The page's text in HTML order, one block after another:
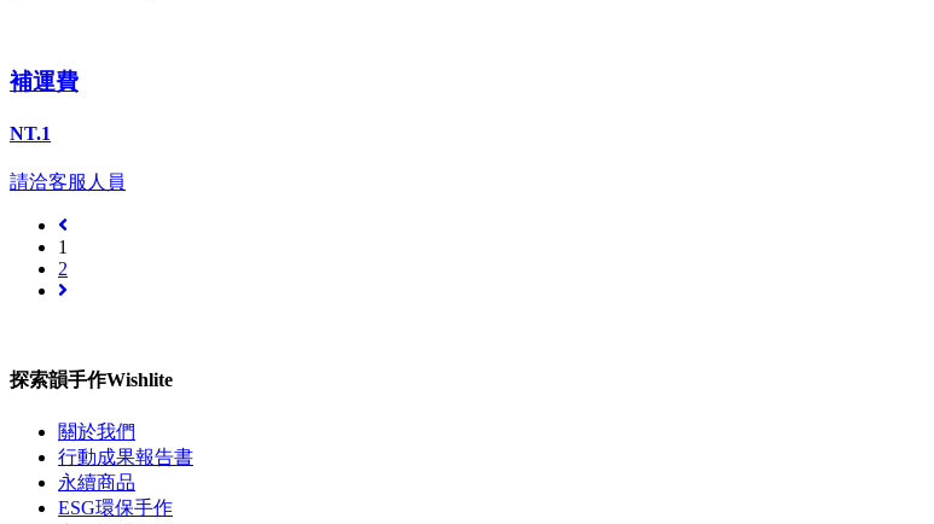
補運費
NT.1
請洽客服人員
1
2
探索韻手作Wishlite
關於我們
行動成果報告書
永續商品
ESG環保手作